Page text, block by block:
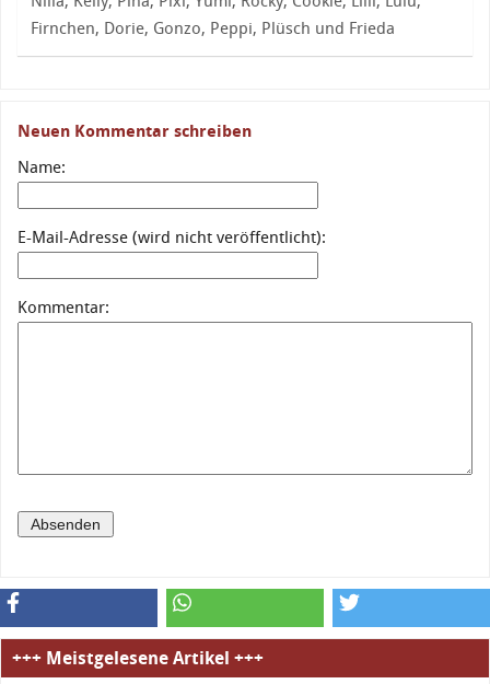
Firnchen, Dorie, Gonzo, Peppi, Plüsch und Frieda
Neuen Kommentar schreiben
Name:
E-Mail-Adresse (wird nicht veröffentlicht):
Kommentar:
+++ Meistgelesene Artikel +++